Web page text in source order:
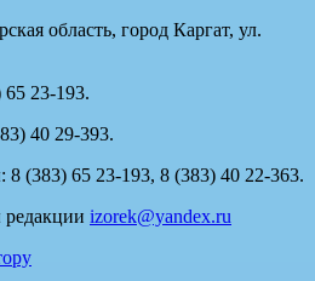
область, город Каргат, ул.
23-193.
40 29-393.
(383) 65 23-193, 8 (383) 40 22-363.
izorek@yandex.ru